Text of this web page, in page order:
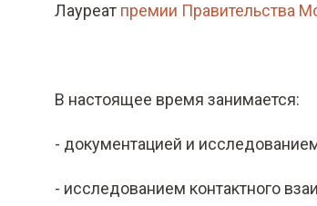
Лауреат премии Правительства
В настоящее время занимается:
- документацией и
- исследованием контактного